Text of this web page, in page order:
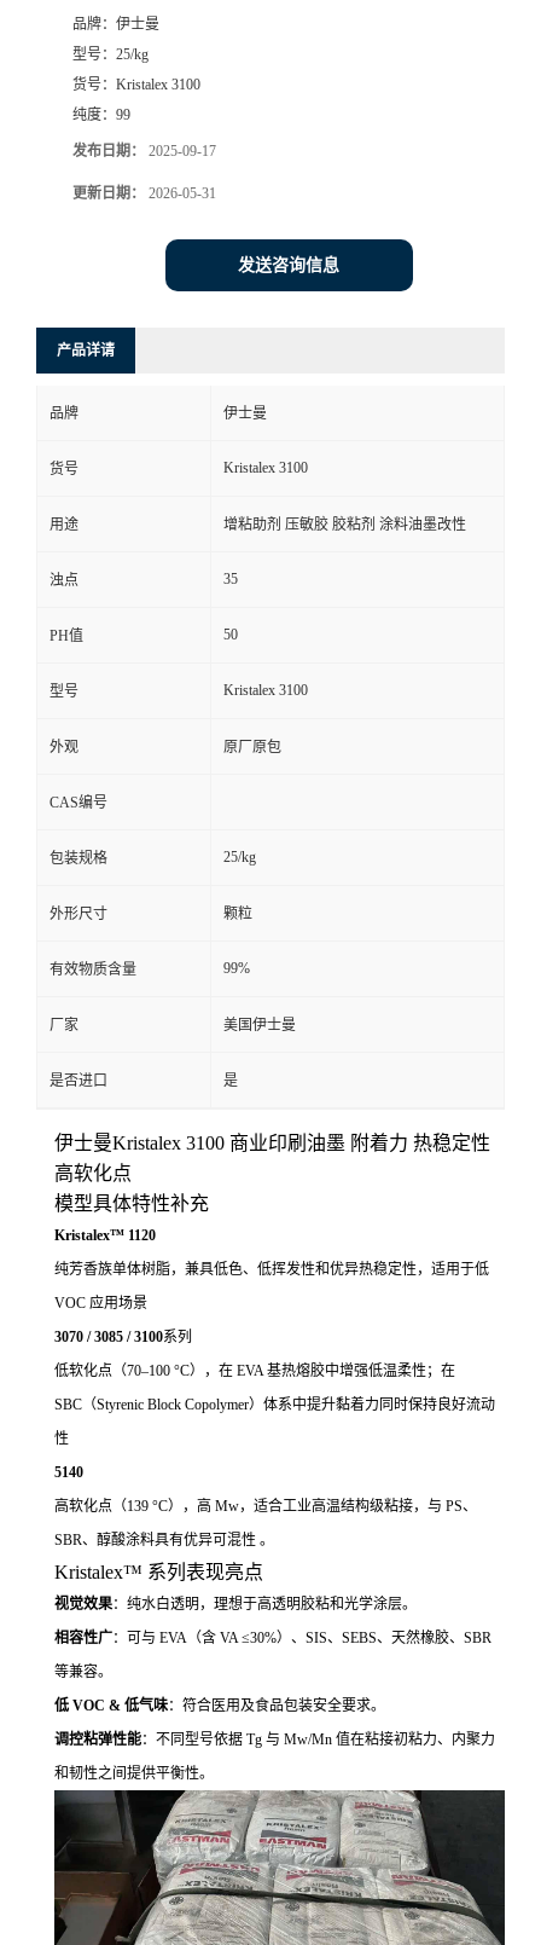
品牌： 伊士曼
型号： 25/kg
货号： Kristalex 3100
纯度： 99
发布日期： 2025-09-17
更新日期： 2026-05-31
发送咨询信息
产品详请
品牌 伊士曼
货号 Kristalex 3100
用途 增粘助剂 压敏胶 胶粘剂 涂料油墨改性
浊点 35
PH值 50
型号 Kristalex 3100
外观 原厂原包
CAS编号
包装规格 25/kg
外形尺寸 颗粒
有效物质含量 99%
厂家 美国伊士曼
是否进口 是
伊士曼Kristalex 3100 商业印刷油墨 附着力 热稳定性
高软化点
模型具体特性补充
Kristalex™ 1120
纯芳香族单体树脂，兼具低色、低挥发性和优异热稳定性，适用于低
VOC 应用场景
3070 / 3085 / 3100系列
低软化点（70–100 °C），在 EVA 基热熔胶中增强低温柔性；在
SBC（Styrenic Block Copolymer）体系中提升黏着力同时保持良好流动
性
5140
高软化点（139 °C），高 Mw，适合工业高温结构级粘接，与 PS、
SBR、醇酸涂料具有优异可混性 。
Kristalex™ 系列表现亮点
视觉效果：纯水白透明，理想于高透明胶粘和光学涂层。
相容性广：可与 EVA（含 VA ≤30%）、SIS、SEBS、天然橡胶、SBR
等兼容。
低 VOC & 低气味：符合医用及食品包装安全要求。
调控粘弹性能：不同型号依据 Tg 与 Mw/Mn 值在粘接初粘力、内聚力
和韧性之间提供平衡性。